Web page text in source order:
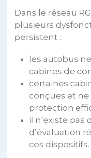
Dans le réseau
plusieurs
persistent :
les autobus
cabines de
certaines
conçues et
protection
il n’existe pas
d’évaluation
ces dispositifs.